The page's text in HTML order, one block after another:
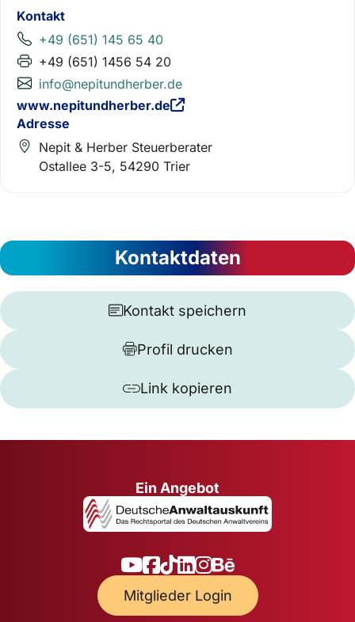
Kontakt
+49 (651) 145 65 40
+49 (651) 1456 54 20
info@nepitundherber.de
www.nepitundherber.de
Adresse
Nepit & Herber Steuerberater
Ostallee 3-5, 54290 Trier
Kontaktdaten
Kontakt speichern
Profil drucken
Link kopieren
Ein Angebot
Mitglieder Login